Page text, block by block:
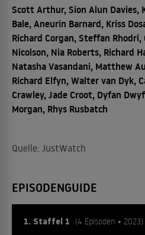
Scott Arthur, Sion Alun Davies,
Bale, Aneurin Barnard, Kriss
Richard Corgan, Steffan Rhodri,
Nicolson, Nia Roberts, Richard
Natasha Vasandani, Matthew
Richard Elfyn, Walter van Dyk,
Crawley, Jade Croot, Dyfan
Morgan, Rhys Rusbatch
Quelle: JustWatch
EPISODENGUIDE
1. Staffel 1 (4 Episoden • 2023)